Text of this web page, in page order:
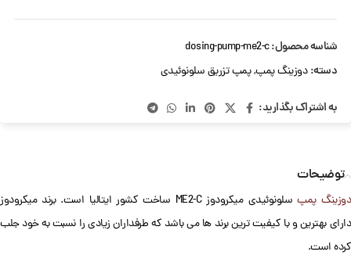
شناسه محصول:dosing-pump-me2-c
دسته: دوزینگ پمپ,پمپ تزریق سلونوئیدی
به اشتراک بگذارید:
توضیحات
دوزینگ پمپ
سلونوئیدی میکرودوز ME2-C ساخت کشور ایتالیا است. برند میکرودوز
دارای بهترین و با کیفیت ترین برند ها می باشد که طرفداران زیادی را نسبت به خود جلب
کرده است.